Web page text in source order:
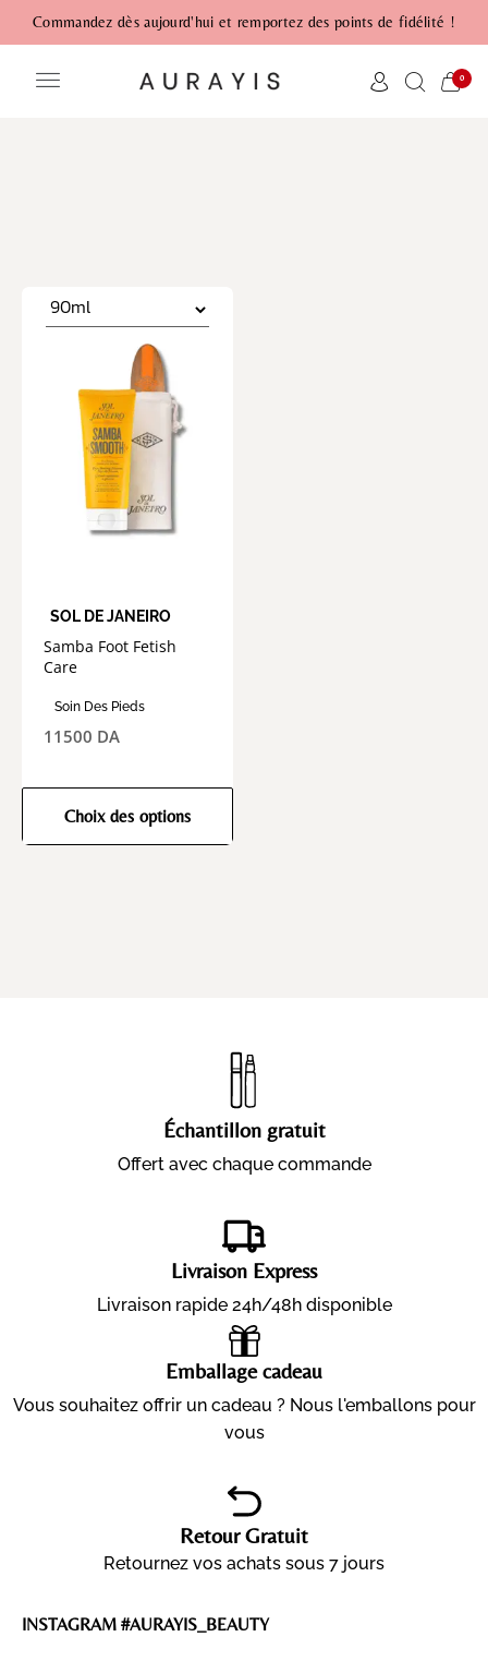
Commandez dès aujourd'hui et remportez des points de fidélité !
0
Samba Foot Fetish
Care
Soin Des Pieds
SOL DE JANEIRO
11500 DA
Choix des options
Échantillon gratuit
Offert avec chaque commande
Livraison Express
Livraison rapide 24h/48h disponible
Emballage cadeau
Vous souhaitez offrir un cadeau ? Nous l'emballons pour
vous
Retour Gratuit
Retournez vos achats sous 7 jours
INSTAGRAM #AURAYIS_BEAUTY